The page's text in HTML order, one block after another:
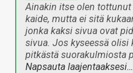
Ainakin itse olen
kaide, mutta ei sitä
jonka kaksi sivua ovat
sivua. Jos kyseessä
pitkästä suorakulmiosta
Napsauta laajentaaksesi…